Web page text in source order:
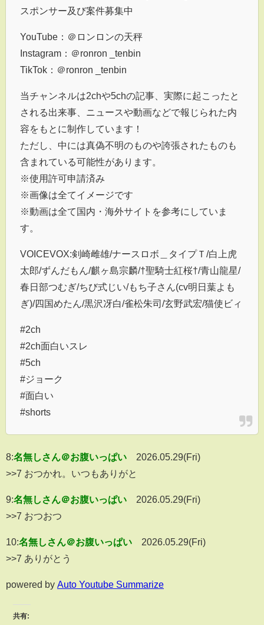
スポンサー及び案件募集中
YouTube：＠ロンロンの天秤
Instagram：＠ronron _tenbin
TikTok：＠ronron _tenbin
当チャンネルは2chや5chの記事、実際に起こったと
される出来事、ニュースや動画などで報じられた内
容をもとに制作しています！
ただし、中には真偽不明のものや誇張されたものも
含まれている可能性があります。
※使用許可申請済み
※画像は全てイメージです
※動画は全て国内・海外サイトを参考にしていま
す。
VOICEVOX:剣崎雌雄/ナースロボ＿タイプＴ/白上虎
太郎/ずんだもん/麒ヶ島宗麟/†聖騎士紅桜†/青山龍星/
春日部つむぎ/ちび式じい/もち子さん(cv明日葉よも
ぎ)/四国めたん/黒沢冴白/雀松朱司/玄野武宏/猫使ビィ
#2ch
#2ch面白いスレ
#5ch
#ジョーク
#面白い
#shorts
8:名無しさん＠お腹いっぱい
2026.05.29(Fri)
>>7 おつかれ。いつもありがと
9:名無しさん＠お腹いっぱい
2026.05.29(Fri)
>>7 おつおつ
10:名無しさん＠お腹いっぱい
2026.05.29(Fri)
>>7 ありがとう
powered by Auto Youtube Summarize
共有: